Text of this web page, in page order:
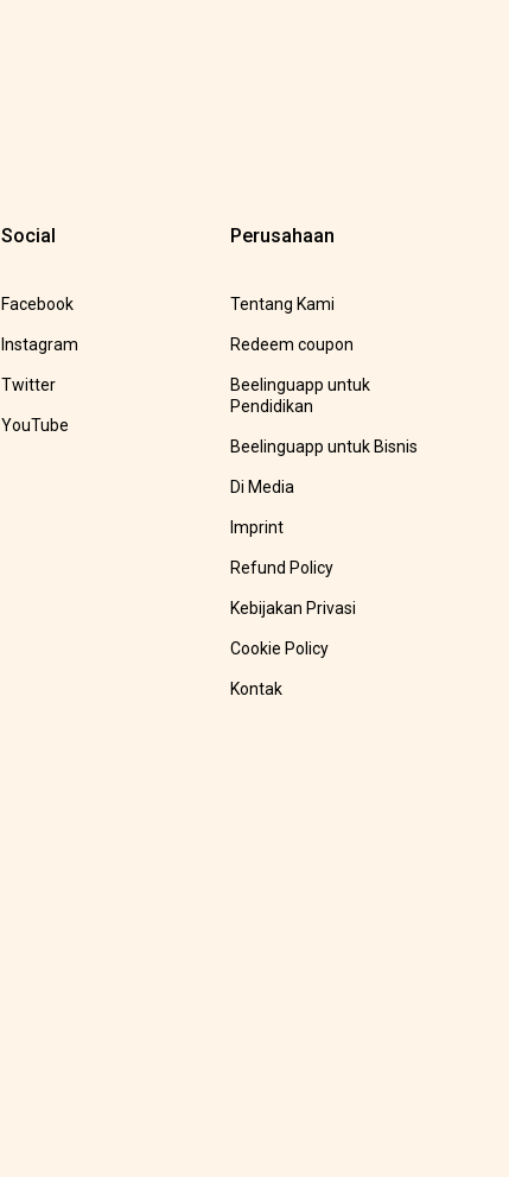
Social
Facebook
Instagram
Twitter
YouTube
Perusahaan
Tentang Kami
Redeem coupon
Beelinguapp untuk
Pendidikan
Beelinguapp untuk Bisnis
Di Media
Imprint
Refund Policy
Kebijakan Privasi
Cookie Policy
Kontak